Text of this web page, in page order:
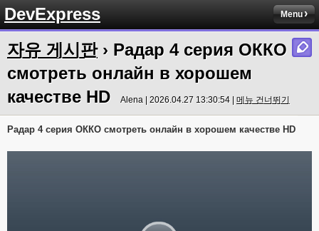
DevExpress Menu
자유 게시판› Радар 4 серия ОККО
смотреть онлайн в хорошем
качестве HD
Alena | 2026.04.27 13:30:54 | 메뉴 건너뛰기
Радар 4 серия ОККО смотреть онлайн в хорошем качестве HD